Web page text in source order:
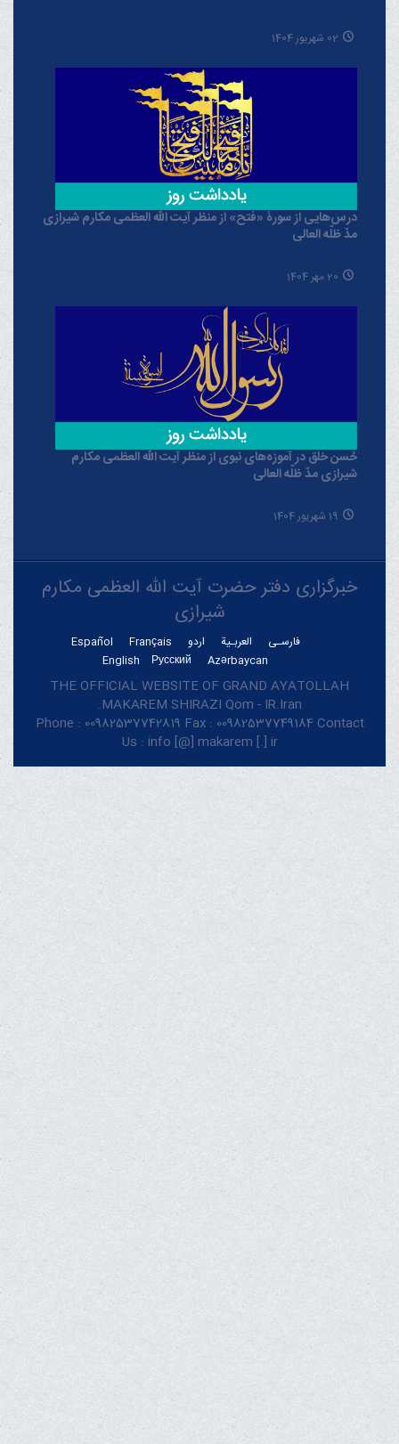
02 شهریور 1404
درس‌هایی از سورۀ «فتح» از منظر آیت الله العظمی مکارم شیرازی
مدّ ظلّه العالی
20 مهر 1404
حُسن خلق در آموزه‌های نبوی از منظر آیت الله العظمی مکارم
شیرازی مدّ ظلّه العالی
19 شهریور 1404
خبرگزاری دفتر حضرت آیت الله العظمی مکارم
شیرازی
فارسـی العربـیة اردو Français
Español
Azərbaycan
Русский
English
THE OFFICIAL WEBSITE OF GRAND AYATOLLAH
MAKAREM SHIRAZI Qom - IR.Iran.
Phone : 00982537742819 Fax : 00982537749184 Contact
Us : info [@] makarem [.] ir